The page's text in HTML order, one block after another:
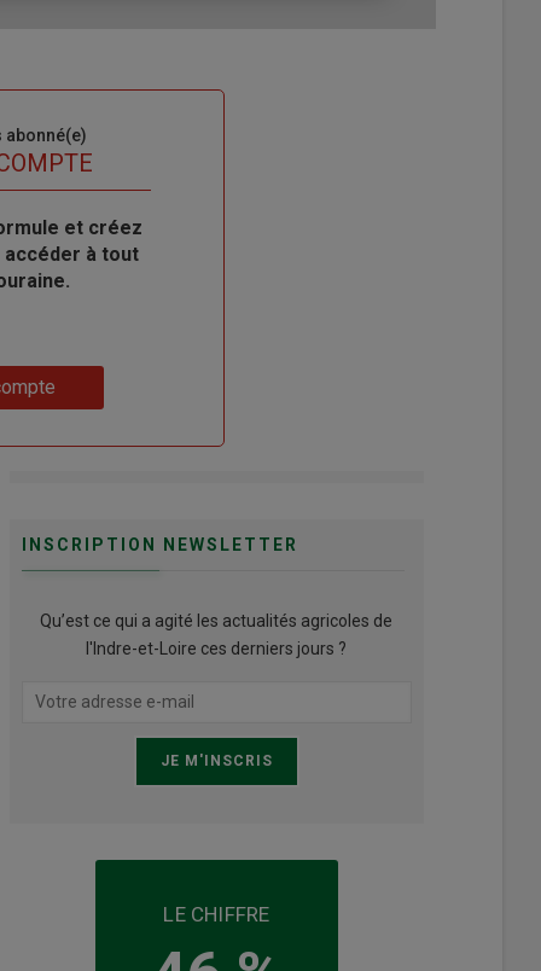
abonné(e)
et créez
à tout
INSCRIPTION NEWSLETTER
Qu’est ce qui a agité les actualités agricoles de
l'Indre-et-Loire ces derniers jours ?
LE CHIFFRE